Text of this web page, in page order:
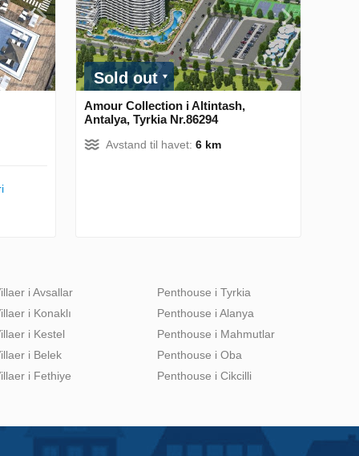
Sold out
Amour Collection i Altintash,
Antalya, Tyrkia Nr.86294
Avstand til havet: 6 km
i Avsallar
i Konaklı
i Kestel
i Belek
i Fethiye
Penthouse i Tyrkia
Penthouse i Alanya
Penthouse i Mahmutlar
Penthouse i Oba
Penthouse i Cikcilli